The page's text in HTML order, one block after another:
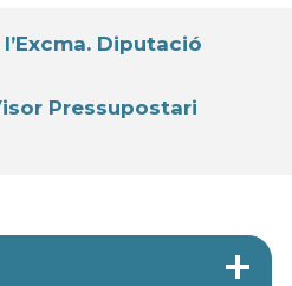
Diputació
Pressupostari